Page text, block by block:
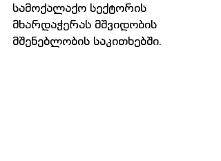
სამოქალაქო სექტორის
მხარდაჭერას მშვიდობის
მშენებლობის საკითხებში.